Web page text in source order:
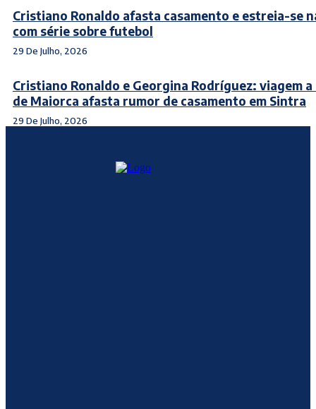
Cristiano Ronaldo afasta casamento e estreia-se
com série sobre futebol
29 De Julho, 2026
Cristiano Ronaldo e Georgina Rodríguez: viagem a
de Maiorca afasta rumor de casamento em Sintra
29 De Julho, 2026